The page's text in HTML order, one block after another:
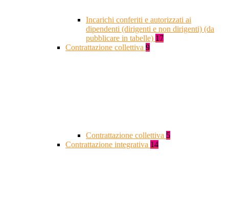
Incarichi conferiti e autorizzati ai
dipendenti (dirigenti e non dirigenti) (da
pubblicare in tabelle) 17
Contrattazione collettiva 9
Contrattazione collettiva 5
Contrattazione integrativa 14